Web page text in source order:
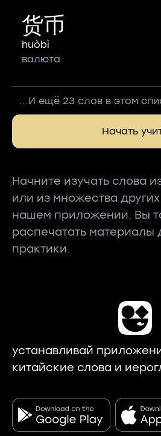
货币
huòbì
валюта
...И ещё 23 слов в этом
Начать
Начните изучать слова
или из множества
нашем приложении. Вы
распечатать
практики.
устанавливай
китайские слова и